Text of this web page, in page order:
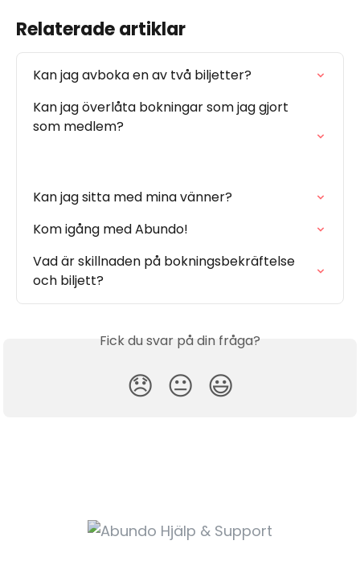
Relaterade artiklar
Kan jag avboka en av två biljetter?
Kan jag överlåta bokningar som jag gjort
som medlem?
Kan jag sitta med mina vänner?
Kom igång med Abundo!
Vad är skillnaden på bokningsbekräftelse
och biljett?
Fick du svar på din fråga?
😞 😐 😃